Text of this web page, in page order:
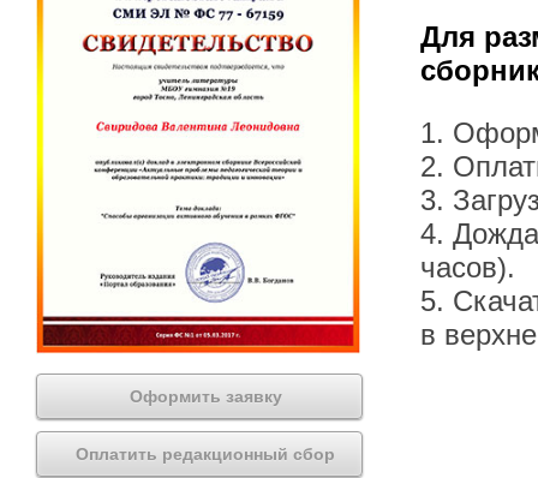
Оформить заявку
Оплатить редакционный сбор
Для
1.
2.
3.
4.
часов).
5.
в